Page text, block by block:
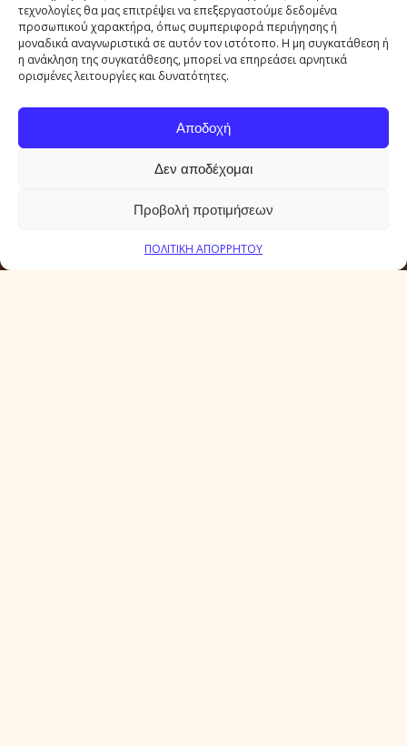
τεχνολογίες θα μας επιτρέψει να επεξεργαστούμε δεδομένα
προσωπικού χαρακτήρα, όπως συμπεριφορά περιήγησης ή
μοναδικά αναγνωριστικά σε αυτόν τον ιστότοπο. Η μη συγκατάθεση ή
η ανάκληση της συγκατάθεσης, μπορεί να επηρεάσει αρνητικά
ορισμένες λειτουργίες και δυνατότητες.
Αποδοχή
Δεν αποδέχομαι
Προβολή προτιμήσεων
ΠΟΛΙΤΙΚΗ ΑΠΟΡΡΗΤΟΥ
SCROLL